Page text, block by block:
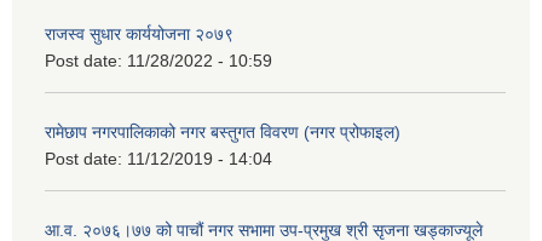
राजस्व सुधार कार्ययोजना २०७९
Post date: 11/28/2022 - 10:59
रामेछाप नगरपालिकाको नगर बस्तुगत विवरण (नगर प्रोफाइल)
Post date: 11/12/2019 - 14:04
आ.व. २०७६।७७ को पाचौं नगर सभामा उप-प्रमुख श्री सृजना खड्काज्यूले